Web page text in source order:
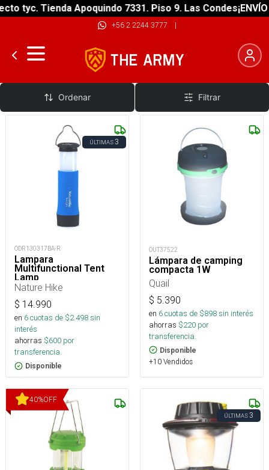
tyc. Tienda Apoquindo 7331. Piso 9. Las Condes¡ENVÍO
+56 2 2244 3777 |
Lamparas Solares y Plegables
Ordenar Filtrar
ÚLTIMAS3
ODR130317BA-R
Lampara
Multifunctional Tent
Lamp
Nature Hike
$ 14.990
en 6cuotas de $2.498sin
interés
ahorras $600 por
transferencia.
Disponible
OUT37522
Lámpara de camping
compacta 1W
Quail
$ 5.390
en 6cuotas de $898sin interés
ahorras $220 por
transferencia.
Disponible
+10 Vendidos
40%OFF
ÚLTIMAS3